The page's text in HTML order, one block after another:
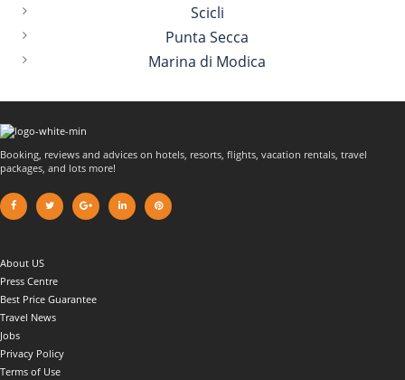
Scicli
Punta Secca
Marina di Modica
Booking, reviews and advices on hotels, resorts, flights, vacation rentals, travel
packages, and lots more!
About US
Press Centre
Best Price Guarantee
Travel News
Jobs
Privacy Policy
Terms of Use